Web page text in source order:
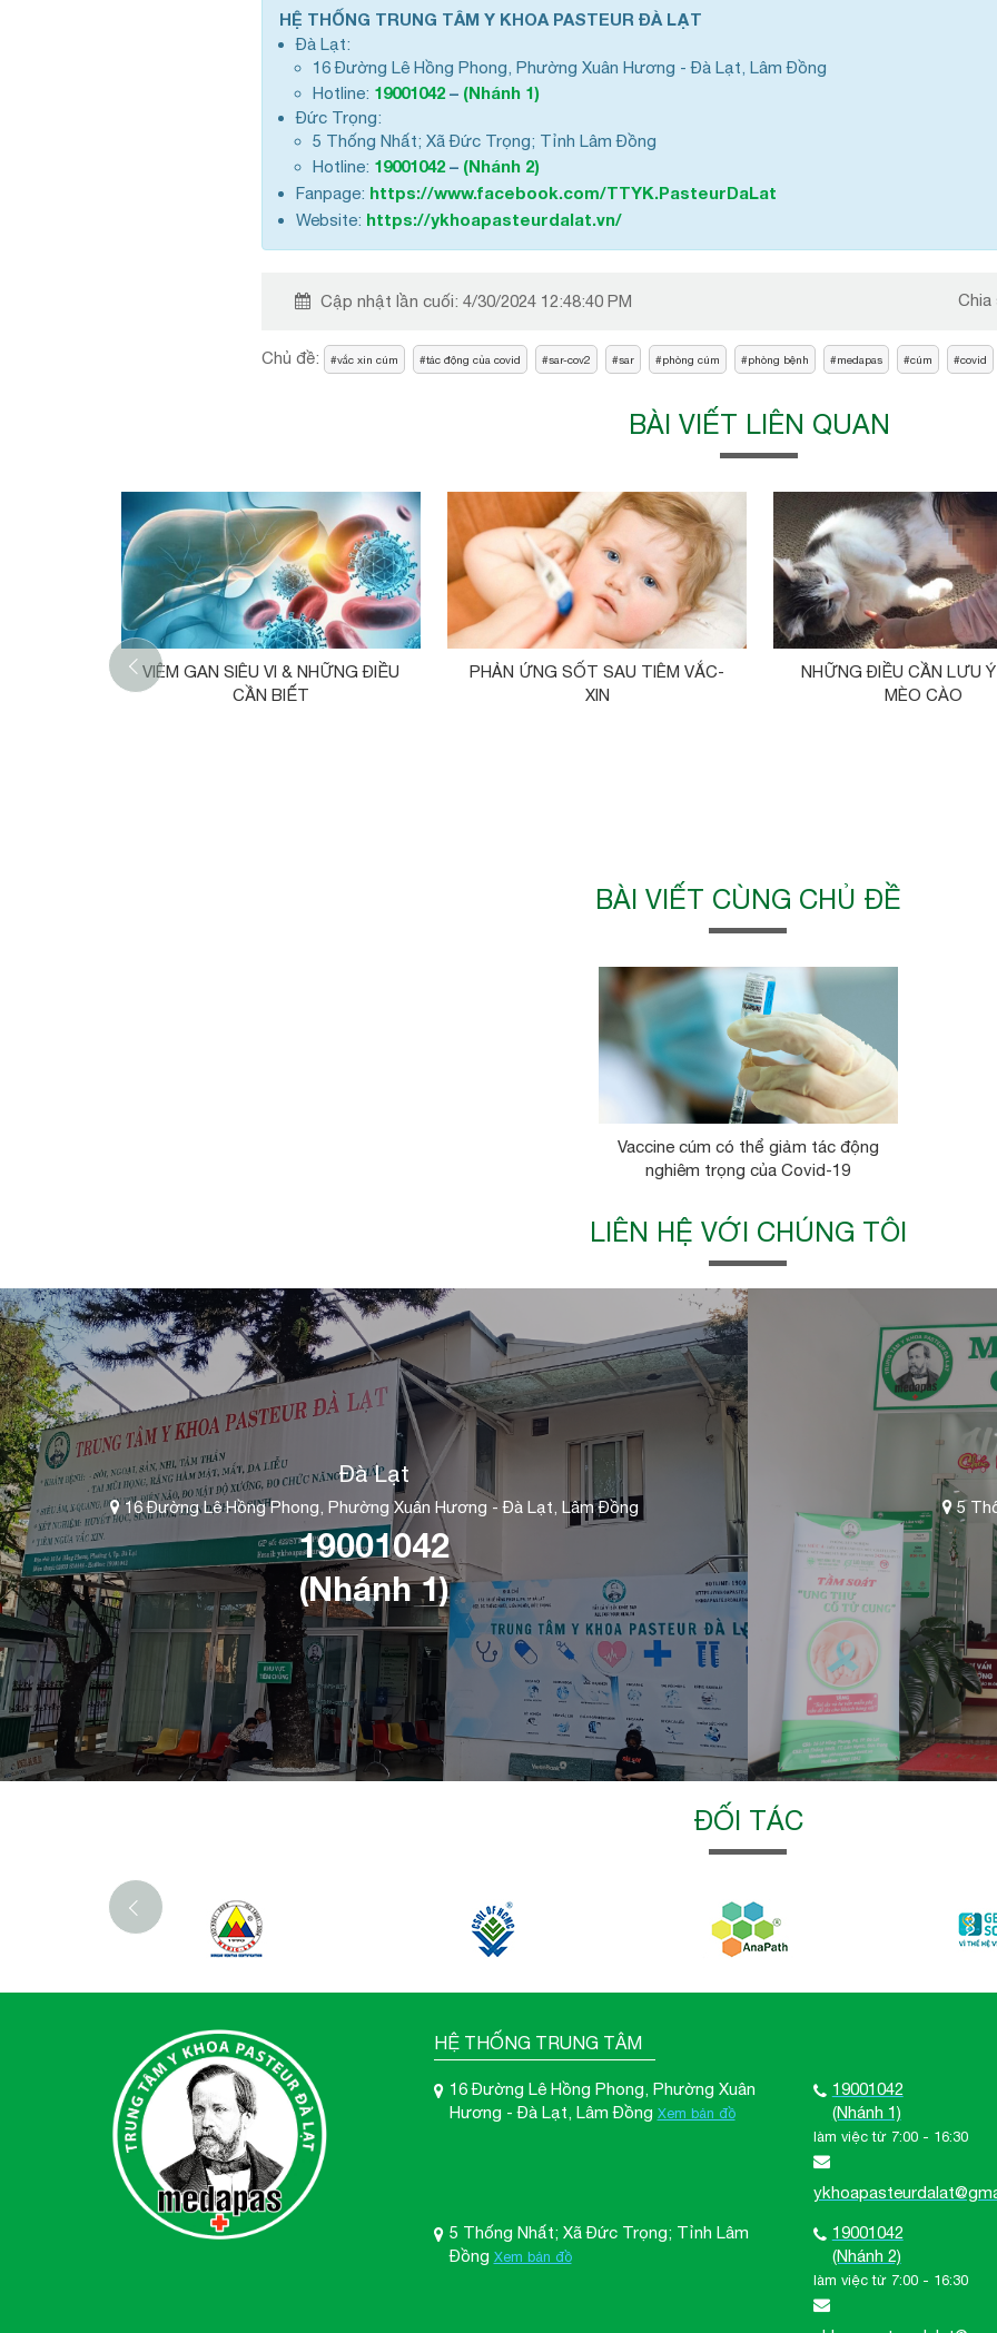
HỆ THỐNG TRUNG TÂM Y KHOA PASTEUR ĐÀ LẠT
Đà Lạt:
16 Đường Lê Hồng Phong, Phường Xuân Hương - Đà Lạt, Lâm Đồng
Hotline: 19001042 – (Nhánh 1)
Đức Trọng:
5 Thống Nhất; Xã Đức Trọng; Tỉnh Lâm Đồng
Hotline: 19001042 – (Nhánh 2)
Fanpage: https://www.facebook.com/TTYK.PasteurDaLat
Website: https://ykhoapasteurdalat.vn/
Cập nhật lần cuối: 4/30/2024 12:48:40 PM
Chủ đề: vắc xin cúm tác động của covid sar-cov2 sar phòng cúm phòng bệnh medapas cúm covid
BÀI VIẾT LIÊN QUAN
‹VIÊM GAN SIÊU VI & NHỮNG ĐIỀU
CẦN BIẾT
PHẢN ỨNG SỐT SAU TIÊM VẮC-
XIN
NHỮNG ĐIỀU CẦN LƯU
MÈO CÀO
BÀI VIẾT CÙNG CHỦ ĐỀ
Vaccine cúm có thể giảm tác động
nghiêm trọng của Covid-19
LIÊN HỆ VỚI CHÚNG TÔI
Đà Lạt
16 Đường Lê Hồng Phong, Phường Xuân Hương - Đà Lạt, Lâm Đồng
19001042
(Nhánh 1)
5
ĐỐI TÁC
‹
HỆ THỐNG TRUNG TÂM
16 Đường Lê Hồng Phong, Phường Xuân
Hương - Đà Lạt, Lâm Đồng Xem bản đồ
19001042
(Nhánh 1)
làm việc từ 7:00 - 16:30
5 Thống Nhất; Xã Đức Trọng; Tỉnh Lâm
Đồng Xem bản đồ
19001042
(Nhánh 2)
làm việc từ 7:00 - 16:30